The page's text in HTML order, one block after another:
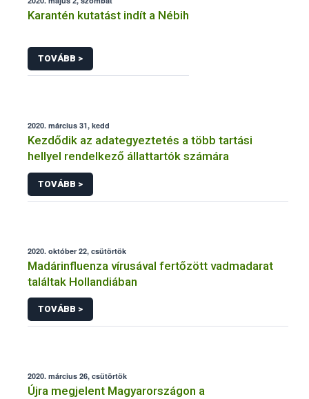
Karantén kutatást indít a Nébih
TOVÁBB >
2020. március 31, kedd
Kezdődik az adategyeztetés a több tartási
hellyel rendelkező állattartók számára
TOVÁBB >
2020. október 22, csütörtök
Madárinfluenza vírusával fertőzött vadmadarat
találtak Hollandiában
TOVÁBB >
2020. március 26, csütörtök
Újra megjelent Magyarországon a